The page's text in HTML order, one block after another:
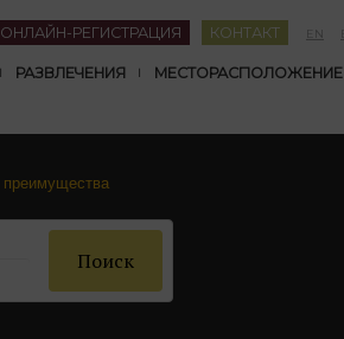
EN
КОНТАКТ
ОНЛАЙН-РЕГИСТРАЦИЯ
РАЗВЛЕЧЕНИЯ МЕСТОРАСПОЛОЖЕНИЕ
преимущества
Поиск